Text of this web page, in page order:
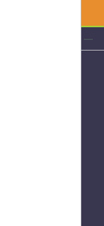
ist im
registriert
(AGES MEA)